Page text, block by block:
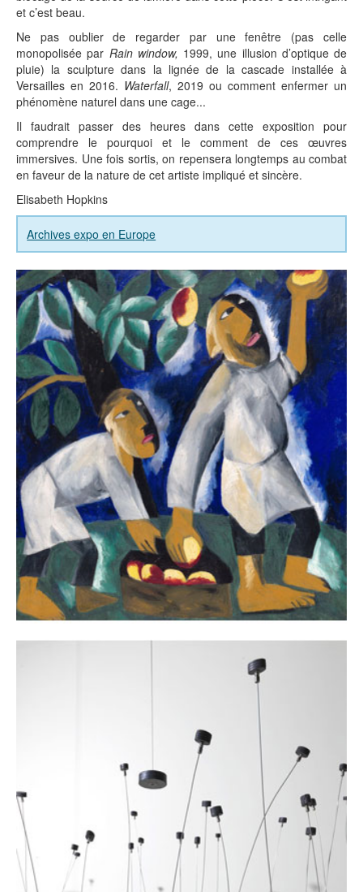
et c’est beau.
Ne pas oublier de regarder par une fenêtre (pas celle
monopolisée par Rain window, 1999, une illusion d’optique de
pluie) la sculpture dans la lignée de la cascade installée à
Versailles en 2016. Waterfall, 2019 ou comment enfermer un
phénomène naturel dans une cage...
Il faudrait passer des heures dans cette exposition pour
comprendre le pourquoi et le comment de ces œuvres
immersives. Une fois sortis, on repensera longtemps au combat
en faveur de la nature de cet artiste impliqué et sincère.
Elisabeth Hopkins
Archives expo en Europe